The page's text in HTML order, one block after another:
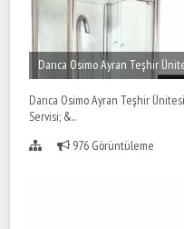
Darıca Osimo Ayran Teşhir
Darıca Osimo Ayran Teşhir
Servisi; &..
976 Görüntüleme